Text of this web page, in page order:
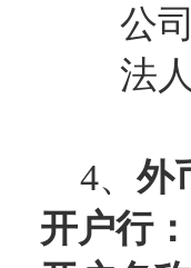
公司地
法人
4、 外
开户行：